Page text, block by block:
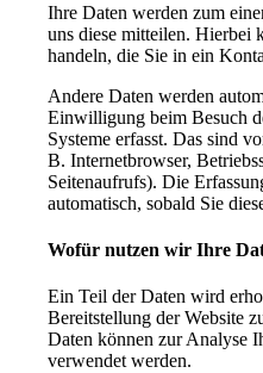
Ihre Daten werden zum
uns diese mitteilen. Hierbei
handeln, die Sie in ein
Andere Daten werden
Einwilligung beim Besuch
Systeme erfasst. Das sind
B. Internetbrowser,
Seitenaufrufs). Die
automatisch, sobald Sie
Wofür nutzen wir Ihre
Ein Teil der Daten wird
Bereitstellung der Website
Daten können zur Analyse
verwendet werden.